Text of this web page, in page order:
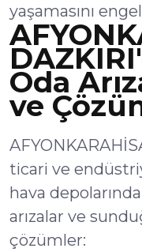
yaşamasını
Oda
ve
ticari ve
hava depolarında
arızalar ve
çözümler: